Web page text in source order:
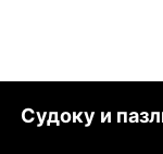
Судоку и